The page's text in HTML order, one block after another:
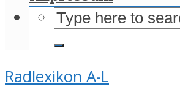
Radlexikon A-L